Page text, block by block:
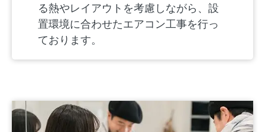
る熱やレイアウトを考慮しながら、設
置環境に合わせたエアコン工事を行っ
ております。